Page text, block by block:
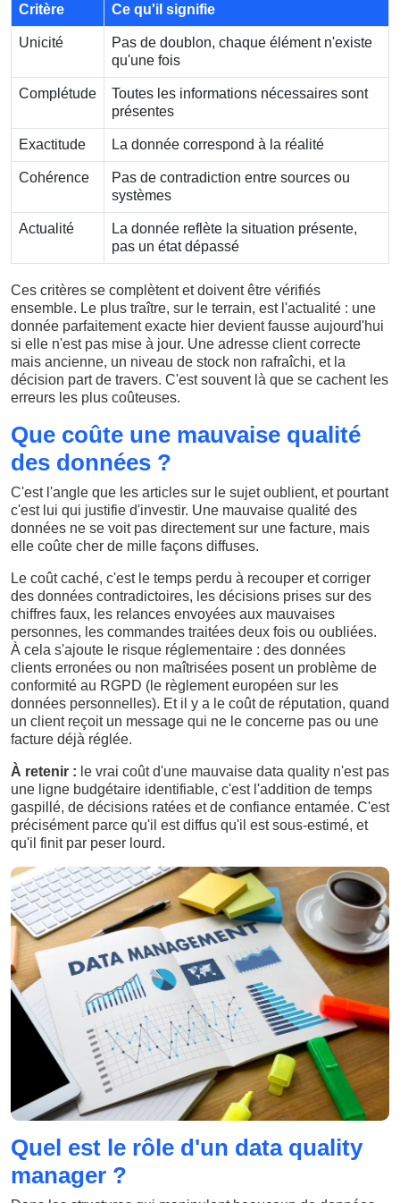
Critère Ce qu'il signifie
Unicité
Pas de doublon, chaque élément n'existe
qu'une fois
Complétude
Toutes les informations nécessaires sont
présentes
Exactitude La donnée correspond à la réalité
Cohérence
Pas de contradiction entre sources ou
systèmes
Actualité
La donnée reflète la situation présente,
pas un état dépassé
Ces critères se complètent et doivent être vérifiés
ensemble. Le plus traître, sur le terrain, est l'actualité : une
donnée parfaitement exacte hier devient fausse aujourd'hui
si elle n'est pas mise à jour. Une adresse client correcte
mais ancienne, un niveau de stock non rafraîchi, et la
décision part de travers. C'est souvent là que se cachent les
erreurs les plus coûteuses.
Que coûte une mauvaise qualité
des données ?
C'est l'angle que les articles sur le sujet oublient, et pourtant
c'est lui qui justifie d'investir. Une mauvaise qualité des
données ne se voit pas directement sur une facture, mais
elle coûte cher de mille façons diffuses.
Le coût caché, c'est le temps perdu à recouper et corriger
des données contradictoires, les décisions prises sur des
chiffres faux, les relances envoyées aux mauvaises
personnes, les commandes traitées deux fois ou oubliées.
À cela s'ajoute le risque réglementaire : des données
clients erronées ou non maîtrisées posent un problème de
conformité au RGPD (le règlement européen sur les
données personnelles). Et il y a le coût de réputation, quand
un client reçoit un message qui ne le concerne pas ou une
facture déjà réglée.
À retenir : le vrai coût d'une mauvaise data quality n'est pas
une ligne budgétaire identifiable, c'est l'addition de temps
gaspillé, de décisions ratées et de confiance entamée. C'est
précisément parce qu'il est diffus qu'il est sous-estimé, et
qu'il finit par peser lourd.
Quel est le rôle d'un data quality
manager ?